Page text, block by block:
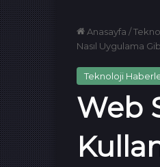
Anasayfa /
Nasıl Uygulama
Teknoloji
Web